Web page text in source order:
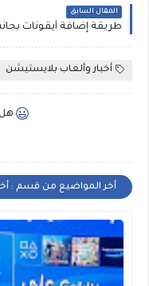
المقال السابق
طريقة إضافة أيقونات
أخبار وألعاب بلايستيشن
أخر المواضيع من قسم :